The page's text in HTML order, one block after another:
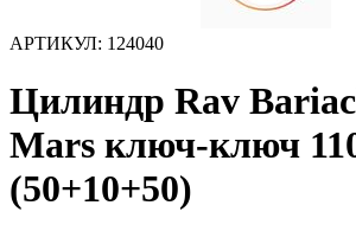
АРТИКУЛ: 124040
Цилиндр Rav
Mars ключ-ключ
(50+10+50)